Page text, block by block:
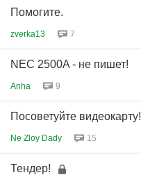
Помогите.
zverka13 7
NEC 2500A - не пишет!
Anha 9
Посоветуйте видеокарту!
Ne Zloy Dady 15
Тендер!